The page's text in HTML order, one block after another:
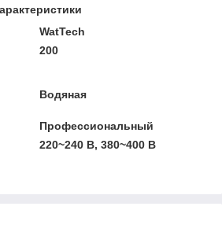
WatTech
200
Водяная
Профессиональный
220~240 В, 380~400 В